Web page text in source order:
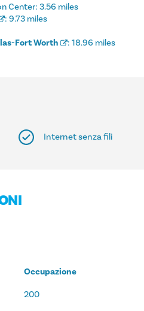
Center: 3.56 miles
: 9.73 miles
Fort Worth
: 18.96 miles
Internet senza fili
Occupazione
200